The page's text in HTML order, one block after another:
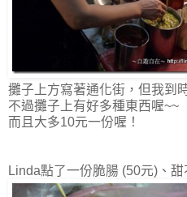
攤子上方寫著通化街，但我到
不過攤子上有好多種東西喔~~
而且大多10元一份喔！
Linda點了一份脆腸 (50元)、